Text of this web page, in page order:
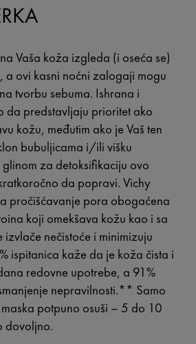
Vaša koža izgleda (i oseća se)
a ovi kasni noćni zalogaji mogu
tvorbu sebuma. Ishrana i
da predstavljaju prioritet ako
kožu, međutim ako je Vaš ten
bubuljicama i/ili višku
glinom za detoksifikaciju ovo
da popravi. Vichy
pročišćavanje pora obogaćena
koji omekšava kožu kao i sa
izvlače nečistoće i minimizuju
ispitanica kaže da je koža čista i
redovne upotrebe, a 91%
nepravilnosti.** Samo
potpuno osuši – 5 do 10
dovoljno.